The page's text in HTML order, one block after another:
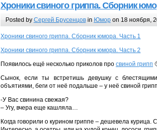
Хроники свиного гриппа. Сборник
Posted by Сергей Брусенцовin Юморon 18 ноября,
Хроники свиного гриппа. Сборник юмора. Часть 1
Хроники свиного гриппа. Сборник юмора. Часть 2
Появилось ещё несколько приколов про свиной грипп
Сынок, если ты встретишь девушку с
объятиями, беги от неё подальше – у неё свиной
-У Вас свинина свежая?
– Угу, вчера еще кашляла…
Когда говорили о курином гриппе – дешевела курица.